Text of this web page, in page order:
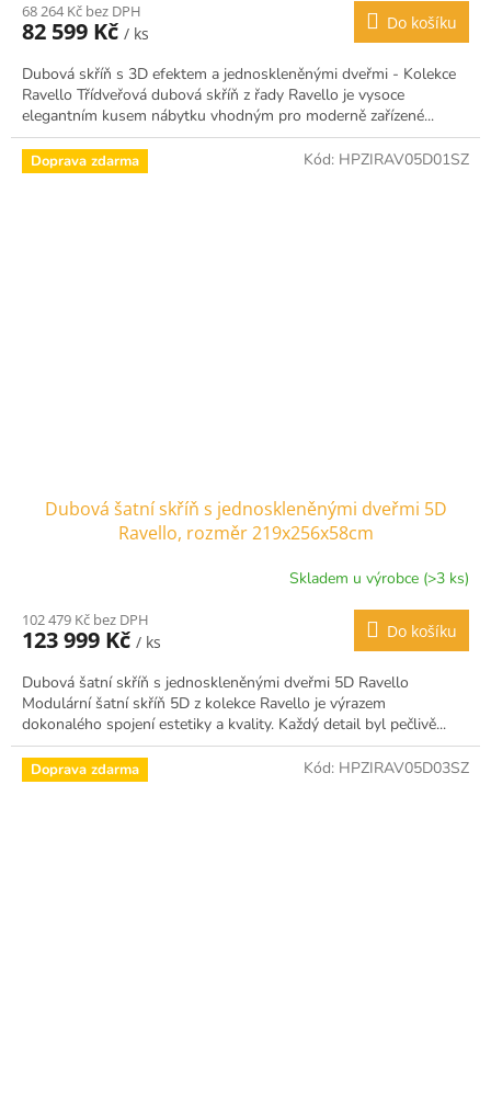
68 264 Kč bez DPH
82 599 Kč / ks
Do košíku
Dubová skříň s 3D efektem a jednoskleněnými dveřmi - Kolekce
Ravello Třídveřová dubová skříň z řady Ravello je vysoce
elegantním kusem nábytku vhodným pro moderně zařízené...
Doprava zdarma
Dubová šatní skříň s jednoskleněnými dveřmi 5D
Ravello, rozměr 219x256x58cm
Skladem u výrobce (>3 ks)
102 479 Kč bez DPH
123 999 Kč / ks
Do košíku
Dubová šatní skříň s jednoskleněnými dveřmi 5D Ravello
Modulární šatní skříň 5D z kolekce Ravello je výrazem
dokonalého spojení estetiky a kvality. Každý detail byl pečlivě...
Kód: HPZIRAV05D01SZ
Doprava zdarma Kód: HPZIRAV05D03SZ